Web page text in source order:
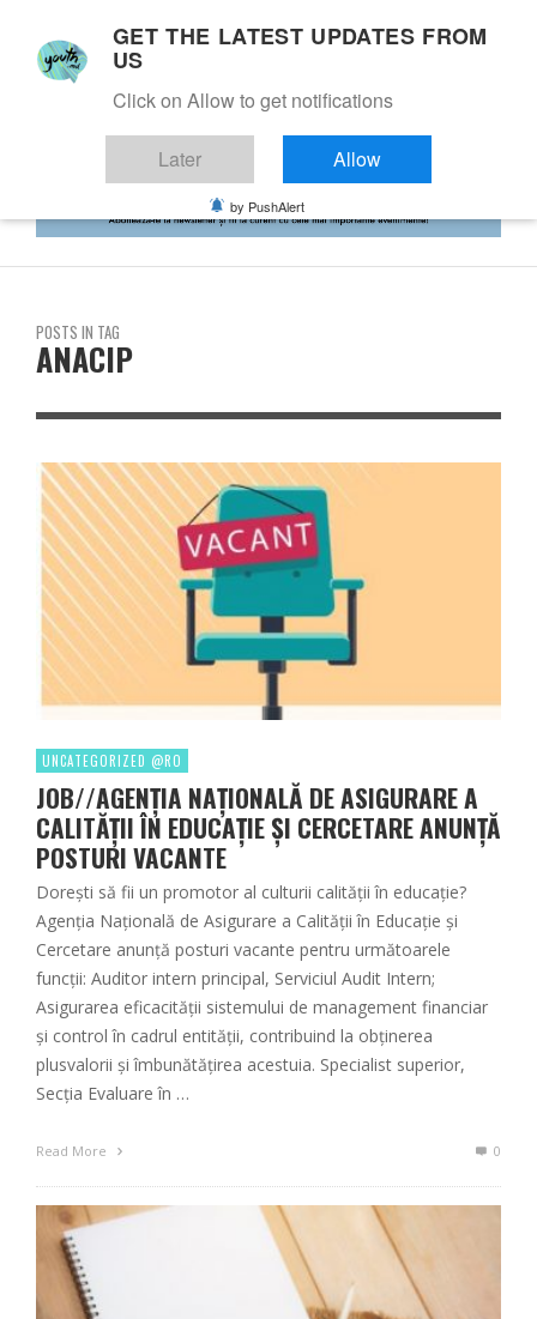
POSTS IN TAG
ANACIP
UNCATEGORIZED @RO
JOB//AGENȚIA NAȚIONALĂ DE ASIGURARE A
CALITĂȚII ÎN EDUCAȚIE ȘI CERCETARE ANUNȚĂ
POSTURI VACANTE
Dorești să fii un promotor al culturii calității în educație?
Agenția Națională de Asigurare a Calității în Educație și
Cercetare anunță posturi vacante pentru următoarele
funcții: Auditor intern principal, Serviciul Audit Intern;
Asigurarea eficacității sistemului de management financiar
și control în cadrul entității, contribuind la obținerea
plusvalorii și îmbunătățirea acestuia. Specialist superior,
Secția Evaluare în …
Read More 0
GET THE LATEST UPDATES FROM
US
Click on Allow to get notifications
Later Allow
by PushAlert